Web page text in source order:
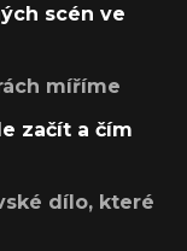
scén ve
míříme
začít a čím
dílo, které